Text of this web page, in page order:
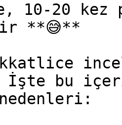
10-20 kez
**😅**
İşte bu